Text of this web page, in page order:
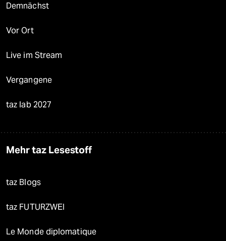
Demnächst
Vor Ort
Live im Stream
Vergangene
taz lab 2027
Mehr taz Lesestoff
taz Blogs
taz FUTURZWEI
Le Monde diplomatique